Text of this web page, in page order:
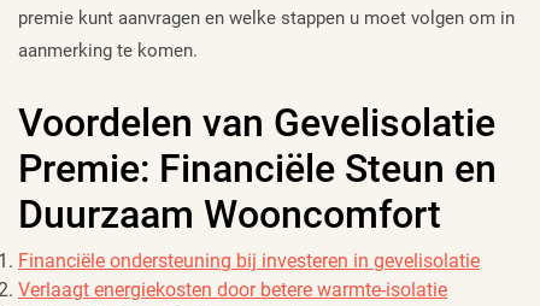
premie kunt aanvragen en welke stappen u moet volgen om in
aanmerking te komen.
Voordelen van Gevelisolatie
Premie: Financiële Steun en
Duurzaam Wooncomfort
Financiële ondersteuning bij investeren in gevelisolatie
Verlaagt energiekosten door betere warmte-isolatie